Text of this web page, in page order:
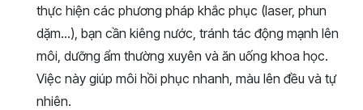
thực hiện các phương pháp khắc phục (laser, phun
dặm…), bạn cần kiêng nước, tránh tác động mạnh lên
môi, dưỡng ẩm thường xuyên và ăn uống khoa học.
Việc này giúp môi hồi phục nhanh, màu lên đều và tự
nhiên.